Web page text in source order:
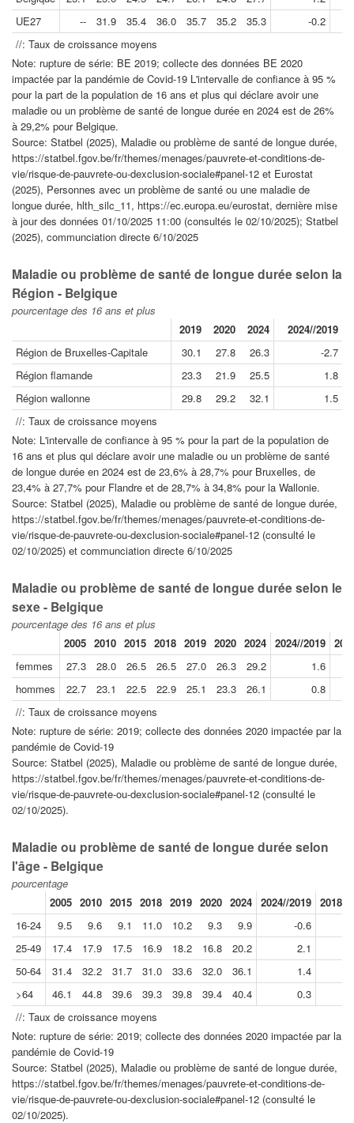
UE27
-- 31.9 35.4 36.0 35.7 35.2 35.3
-0.2
//: Taux de croissance moyens
Note: rupture de série: BE 2019; collecte des données BE 2020
impactée par la pandémie de Covid-19 L'intervalle de confiance à 95 %
pour la part de la population de 16 ans et plus qui déclare avoir une
maladie ou un problème de santé de longue durée en 2024 est de 26%
à 29,2% pour Belgique.
Source: Statbel (2025), Maladie ou problème de santé de longue durée,
https://statbel.fgov.be/fr/themes/menages/pauvrete-et-conditions-de-
vie/risque-de-pauvrete-ou-dexclusion-sociale#panel-12 et Eurostat
(2025), Personnes avec un problème de santé ou une maladie de
longue durée, hlth_silc_11, https://ec.europa.eu/eurostat, dernière mise
à jour des données 01/10/2025 11:00 (consultés le 02/10/2025); Statbel
(2025), communciation directe 6/10/2025
Maladie ou problème de santé de longue durée selon la
Région - Belgique
pourcentage des 16 ans et plus
2019
2020 2024
2024//2019
Région de Bruxelles-Capitale
30.1 27.8 26.3
-2.7
Région flamande
23.3 21.9 25.5
1.8
Région wallonne
29.8 29.2 32.1
1.5
//: Taux de croissance moyens
Note: L'intervalle de confiance à 95 % pour la part de la population de
16 ans et plus qui déclare avoir une maladie ou un problème de santé
de longue durée en 2024 est de 23,6% à 28,7% pour Bruxelles, de
23,4% à 27,7% pour Flandre et de 28,7% à 34,8% pour la Wallonie.
Source: Statbel (2025), Maladie ou problème de santé de longue durée,
https://statbel.fgov.be/fr/themes/menages/pauvrete-et-conditions-de-
vie/risque-de-pauvrete-ou-dexclusion-sociale#panel-12 (consulté le
02/10/2025) et communciation directe 6/10/2025
Maladie ou problème de santé de longue durée selon le
sexe - Belgique
pourcentage des 16 ans et plus
2005 2010 2015 2018 2019 2020 2024 2024//2019
femmes
27.3 28.0 26.5 26.5 27.0 26.3 29.2
1.6
hommes
22.7 23.1 22.5 22.9 25.1 23.3 26.1
0.8
//: Taux de croissance moyens
Note: rupture de série: 2019; collecte des données 2020 impactée par la
pandémie de Covid-19
Source: Statbel (2025), Maladie ou problème de santé de longue durée,
https://statbel.fgov.be/fr/themes/menages/pauvrete-et-conditions-de-
vie/risque-de-pauvrete-ou-dexclusion-sociale#panel-12 (consulté le
02/10/2025).
Maladie ou problème de santé de longue durée selon
l'âge - Belgique
pourcentage
2005 2010 2015 2018 2019 2020 2024 2024//2019 2018//
16-24
9.5 9.6 9.1 11.0 10.2 9.3 9.9
-0.6
25-49
17.4 17.9 17.5 16.9 18.2 16.8 20.2 2.1
50-64
31.4 32.2 31.7 31.0 33.6 32.0 36.1 1.4
>64
46.1 44.8 39.6 39.3 39.8 39.4 40.4 0.3
//: Taux de croissance moyens
Note: rupture de série: 2019; collecte des données 2020 impactée par la
pandémie de Covid-19
Source: Statbel (2025), Maladie ou problème de santé de longue durée,
https://statbel.fgov.be/fr/themes/menages/pauvrete-et-conditions-de-
vie/risque-de-pauvrete-ou-dexclusion-sociale#panel-12 (consulté le
02/10/2025).